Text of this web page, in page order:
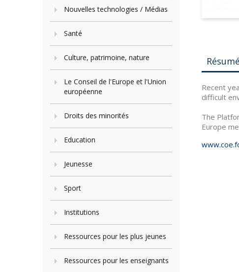
Nouvelles technologies / Médias
Santé
Culture, patrimoine, nature
Le Conseil de l'Europe et l'Union
européenne
Droits des minorités
Education
Jeunesse
Sport
Institutions
Ressources pour les plus jeunes
Ressources pour les enseignants
Résumé
Recent
difficult
The
Europe